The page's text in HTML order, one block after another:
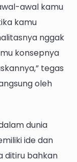
awal kamu
kamu
nggak
konsepnya
tegas
oleh
dunia
ide dan
ditiru bahkan